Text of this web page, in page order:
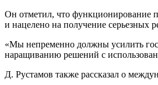
Он отметил, что функционирование
и нацелено на получение серьезных
«Мы непременно должны усилить
наращиванию решений с
Д. Рустамов также рассказал о